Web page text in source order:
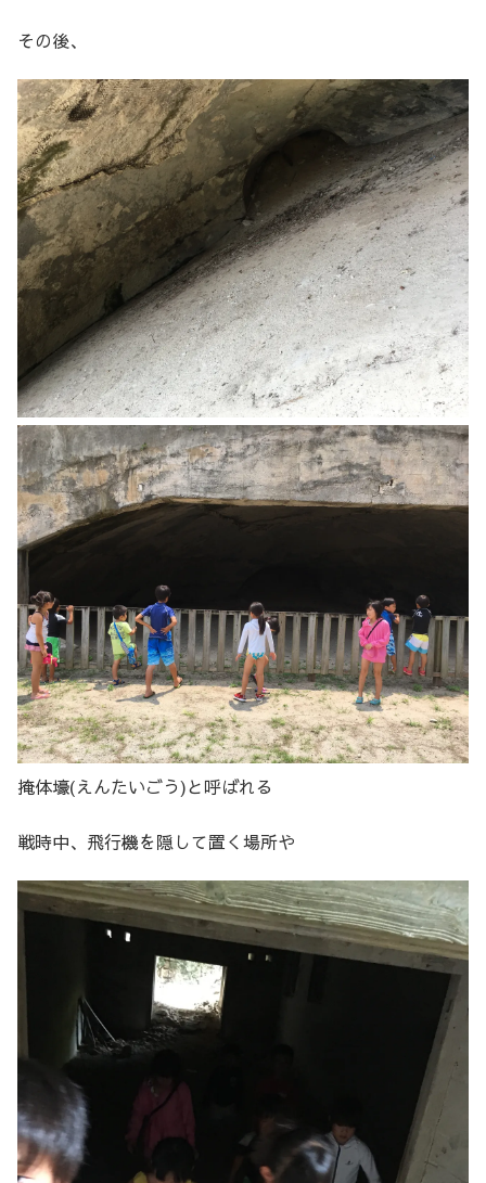
その後、
掩体壕(えんたいごう)と呼ばれる
戦時中、飛行機を隠して置く場所や